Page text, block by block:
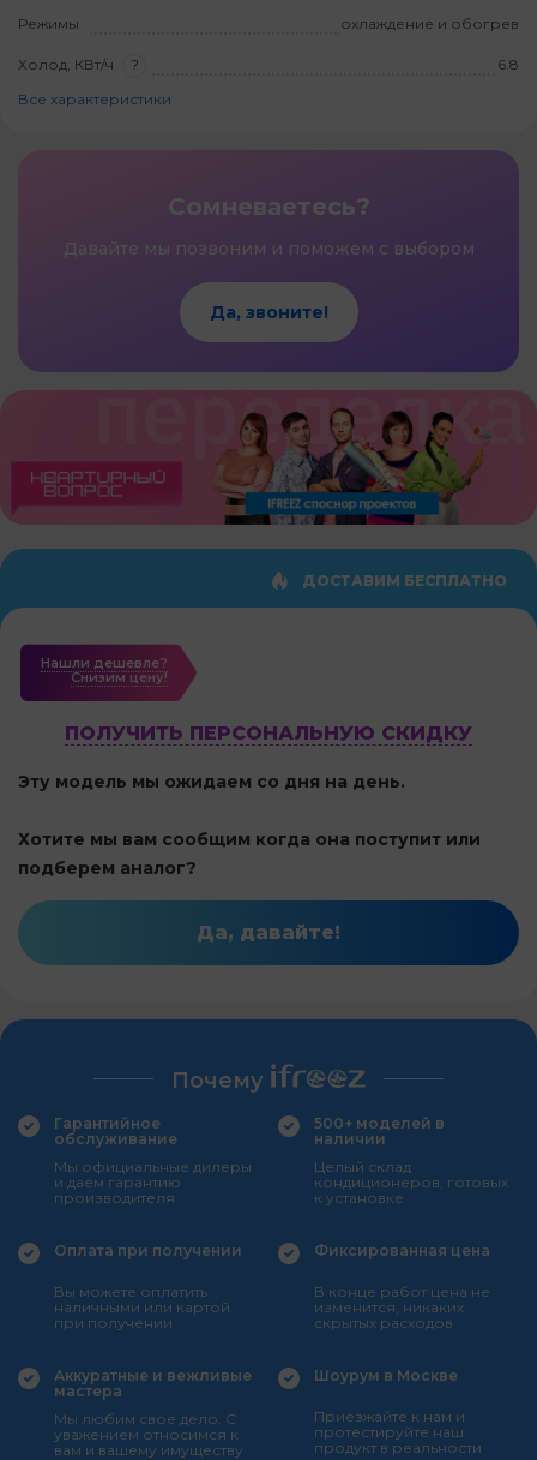
Режимы охлаждение и обогрев
Холод, КВт/ч ?
6.8
Все характеристики
Сомневаетесь?
Давайте мы позвоним и поможем с выбором
Да, звоните!
ДОСТАВИМ БЕСПЛАТНО
Нашли дешевле?
Cнизим цену!
ПОЛУЧИТЬ ПЕРСОНАЛЬНУЮ СКИДКУ
Эту модель мы ожидаем со дня на день.
Хотите мы вам сообщим когда она поступит или
подберем аналог?
Да, давайте!
Почему
Гарантийное
обслуживание
Мы официальные дилеры
и даем гарантию
производителя
500+ моделей в
наличии
Целый склад
кондиционеров, готовых
к установке
Оплата при получении
Вы можете оплатить
наличными или картой
при получении
Фиксированная цена
В конце работ цена не
изменится, никаких
скрытых расходов
Аккуратные и вежливые
мастера
Мы любим свое дело. С
уважением относимся к
вам и вашему имуществу
Шоурум в Москве
Приезжайте к нам и
протестируйте наш
продукт в реальности